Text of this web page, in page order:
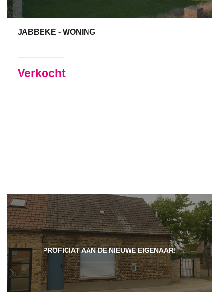
117 m²
JABBEKE - WONING
Verkocht
PROFICIAT AAN DE NIEUWE EIGENAAR!